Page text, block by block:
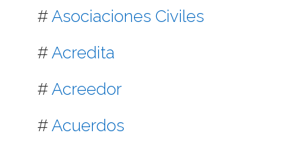
# Asociaciones Civiles
# Acredita
#Acreedor
#Acuerdos